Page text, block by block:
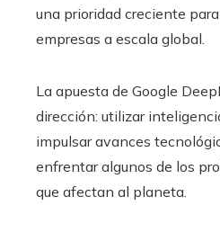
una prioridad creciente
empresas a escala global.
La apuesta de Google
dirección: utilizar
impulsar avances
enfrentar algunos de los
que afectan al planeta.